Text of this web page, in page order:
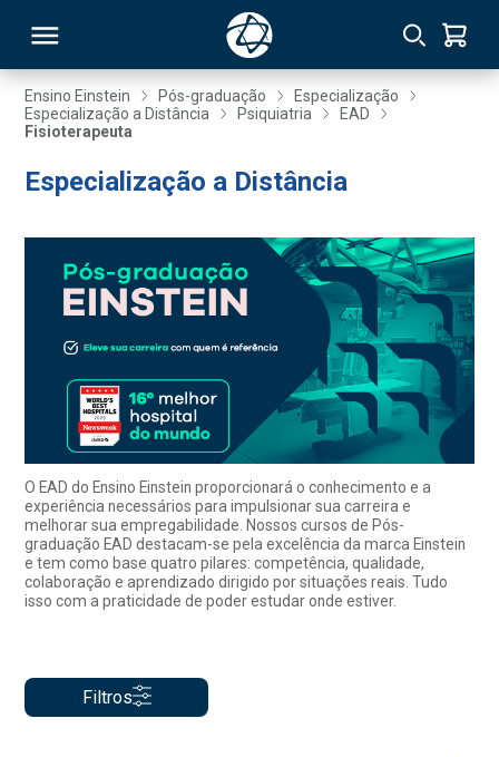
Ensino Einstein Pós-graduação
Especialização
Especialização a Distância
Psiquiatria
EAD
Fisioterapeuta
Especialização a Distância
O EAD do Ensino Einstein proporcionará o conhecimento e a
experiência necessários para impulsionar sua carreira e
melhorar sua empregabilidade. Nossos cursos de Pós-
graduação EAD destacam-se pela excelência da marca Einstein
e tem como base quatro pilares: competência, qualidade,
colaboração e aprendizado dirigido por situações reais. Tudo
isso com a praticidade de poder estudar onde estiver.
Filtros